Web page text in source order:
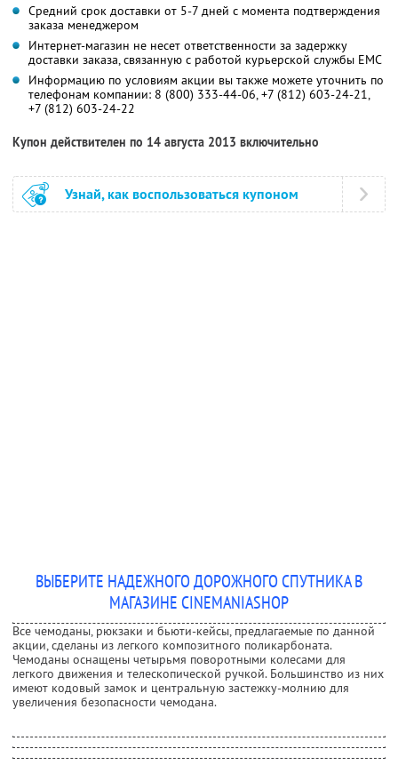
Средний срок доставки от 5-7 дней с момента подтверждения
заказа менеджером
Интернет-магазин не несет ответственности за задержку
доставки заказа, связанную с работой курьерской службы ЕМС
Информацию по условиям акции вы также можете уточнить по
телефонам компании: 8 (800) 333-44-06, +7 (812) 603-24-21,
+7 (812) 603-24-22
Купон действителен по 14 августа 2013 включительно
Узнай, как воспользоваться купоном
ВЫБЕРИТЕ НАДЕЖНОГО ДОРОЖНОГО СПУТНИКА В
МАГАЗИНЕ CINEMANIASHOP
Все чемоданы, рюкзаки и бьюти-кейсы, предлагаемые по данной
акции, сделаны из легкого композитного поликарбоната.
Чемоданы оснащены четырьмя поворотными колесами для
легкого движения и телескопической ручкой. Большинство из них
имеют кодовый замок и центральную застежку-молнию для
увеличения безопасности чемодана.